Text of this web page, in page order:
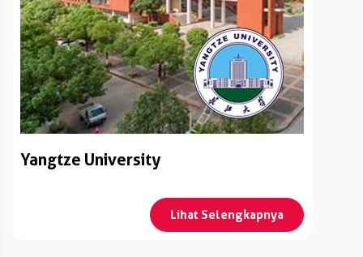
Yangtze University
Lihat Selengkapnya